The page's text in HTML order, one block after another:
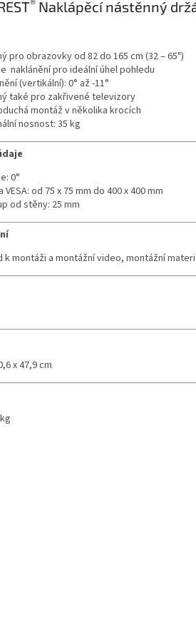
® Naklápěcí nástěnný
pro obrazovky od 82 do 165 cm (32 – 65")
naklánění pro ideální úhel pohledu
(vertikální): 0° až -11°
také pro zakřivené televizory
montáž v několika krocích
nosnost: 35 kg
0°
VESA: od 75 x 75 mm do 400 x 400 mm
od stěny: 25 mm
k montáži a montážní video, montážní
x 47,9 cm